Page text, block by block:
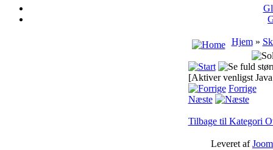
Hjem»
[Aktiver venligst
Forrige
Næste
Tilbage til Kategori
Leveret af